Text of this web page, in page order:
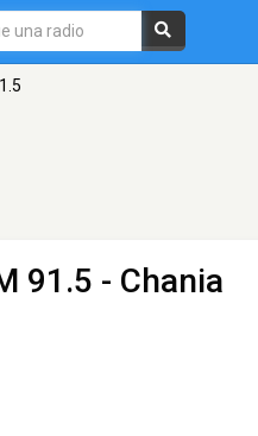
91.5 - Chania